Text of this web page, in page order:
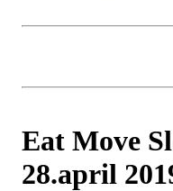
Eat Move
28.april